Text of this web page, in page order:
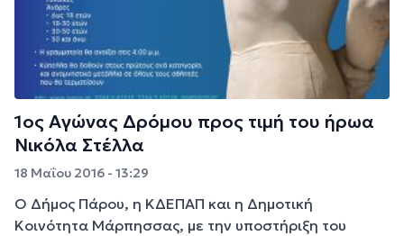
1ος Αγώνας Δρόμου προς τιμή του ήρωα
Νικόλα Στέλλα
18 Μαΐου 2016 - 13:29
Ο Δήμος Πάρου, η ΚΔΕΠΑΠ και η Δημοτική
Κοινότητα Μάρπησσας, με την υποστήριξη του